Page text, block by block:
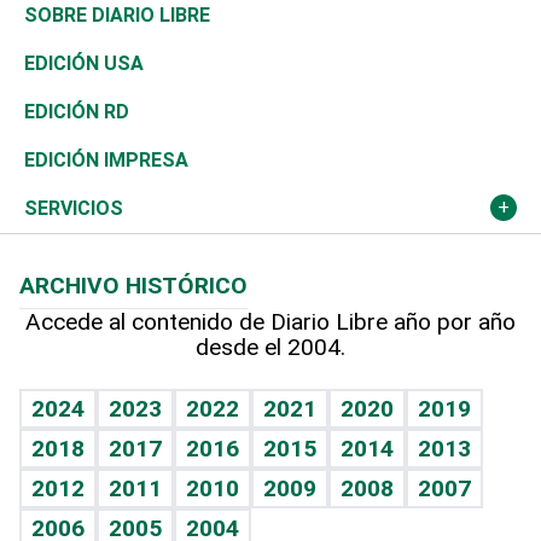
José Boquete
Reportajes
Asia
África
Ocenanía
Caribe
Resto del mundo
Consumo
Vivienda
Telecom.
Global y variable
Economía personal
Belleza
Buena Vida
Sociales
Novedades
Podcast Arte Libre
Hablando con el pediatra
Vida y familia
Eñe
Celebrando la vida
Golf
Ciclismo
Tenis
Olimpismo
Más deportes
Línea de hit
TBT Deportivo
De buena tinta
En Directo
El Espía
Noticiero Poteleche
Columnistas
Clima
Tecnología
Historia
Martes de tecnología
Cambio climático
Mundo
Economía
Revista
Deportes
Opinión
Hecho en casa
Guía del dinero
SOBRE DIARIO LIBRE
EDICIÓN USA
EDICIÓN RD
EDICIÓN IMPRESA
SERVICIOS
Cumpleaños
Horóscopos
Crucigramas
ARCHIVO HISTÓRICO
Accede al contenido de Diario Libre año por año
desde el 2004.
2024 2023 2022 2021 2020
2019
2018
2017 2016 2015 2014
2013
2012
2011 2010 2009 2008
2007
2006
2005 2004